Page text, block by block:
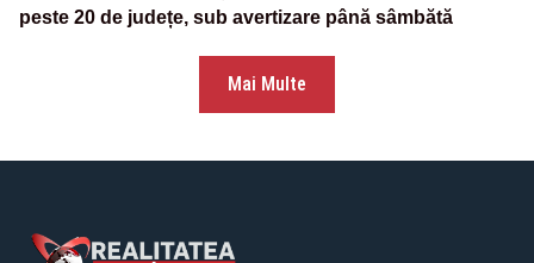
peste 20 de județe, sub avertizare până sâmbătă
Mai Multe